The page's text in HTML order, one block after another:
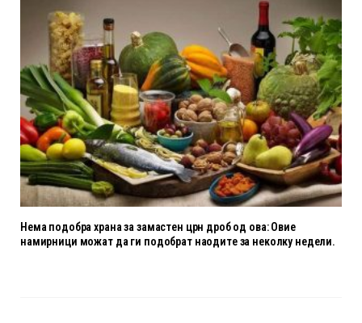
Нема подобра храна за замастен црн дроб од ова: Овие
намирници можат да ги подобрат наодите за неколку недели.